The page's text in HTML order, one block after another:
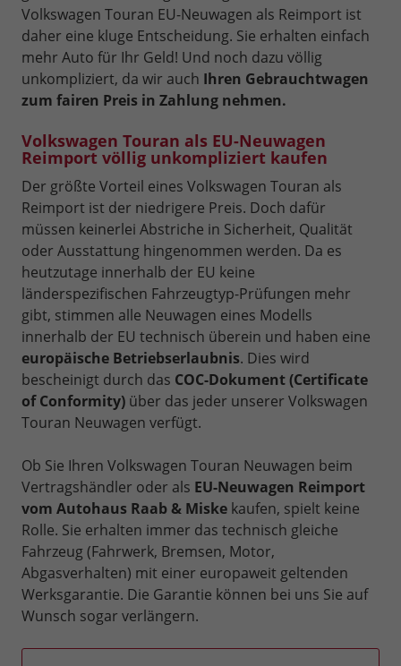
Volkswagen Touran EU-Neuwagen als Reimport ist
daher eine kluge Entscheidung. Sie erhalten einfach
mehr Auto für Ihr Geld! Und noch dazu völlig
unkompliziert, da wir auch Ihren Gebrauchtwagen
zum fairen Preis in Zahlung nehmen.
Volkswagen Touran als EU-Neuwagen
Reimport völlig unkompliziert kaufen
Der größte Vorteil eines Volkswagen Touran als
Reimport ist der niedrigere Preis. Doch dafür
müssen keinerlei Abstriche in Sicherheit, Qualität
oder Ausstattung hingenommen werden. Da es
heutzutage innerhalb der EU keine
länderspezifischen Fahrzeugtyp-Prüfungen mehr
gibt, stimmen alle Neuwagen eines Modells
innerhalb der EU technisch überein und haben eine
europäische Betriebserlaubnis. Dies wird
bescheinigt durch das COC-Dokument (Certificate
of Conformity) über das jeder unserer Volkswagen
Touran Neuwagen verfügt.
Ob Sie Ihren Volkswagen Touran Neuwagen beim
Vertragshändler oder als EU-Neuwagen Reimport
vom Autohaus Raab & Miske kaufen, spielt keine
Rolle. Sie erhalten immer das technisch gleiche
Fahrzeug (Fahrwerk, Bremsen, Motor,
Abgasverhalten) mit einer europaweit geltenden
Werksgarantie. Die Garantie können bei uns Sie auf
Wunsch sogar verlängern.